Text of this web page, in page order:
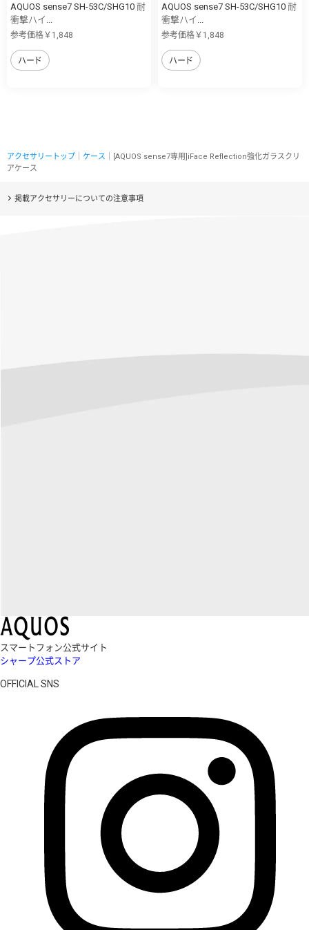
AQUOS sense7 SH-53C/SHG10 耐
衝撃ハイ...
参考価格￥1,848
ハード
AQUOS sense7 SH-53C/SHG10 耐
衝撃ハイ...
参考価格￥1,848
ハード
アクセサリートップ ケース ｜[AQUOS sense7専用]iFace Reflection強化ガラスクリ
アケース
掲載アクセサリーについての注意事項
スマートフォン公式サイト
シャープ公式ストア
OFFICIAL SNS